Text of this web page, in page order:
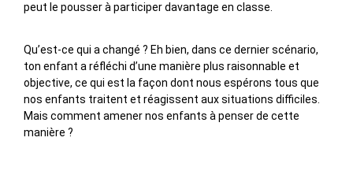
peut le pousser à participer davantage en classe.
Qu’est-ce qui a changé ? Eh bien, dans ce dernier scénario,
ton enfant a réfléchi d’une manière plus raisonnable et
objective, ce qui est la façon dont nous espérons tous que
nos enfants traitent et réagissent aux situations difficiles.
Mais comment amener nos enfants à penser de cette
manière ?